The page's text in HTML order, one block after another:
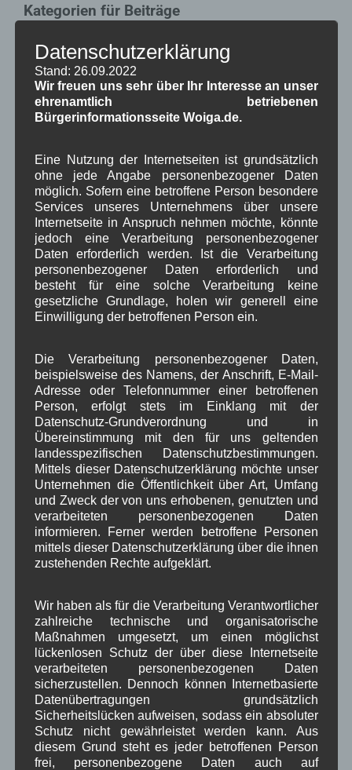
Kategorien für Beiträge
Aushang Rathaus (232)
Dorferneuerung(154)
Gemeinderat(128)
in Wallgau(1.091)
Kommunalpolitik(85)
um Wallgau
(258)
Wallgau im Netz
(65)
Schlagwörter
1250-Jahre , AlpenRaum , Arbeitsgruppe 1-13 ,
Arbeitsmarkt Asyl Bauvorhaben
Bildergalerie Brauchtum
Dorferneuerung , Dorfleben
Dorfplatz Energiewende , Fest G7 ,
Gesundheit , Gewerbe ,Haushalt ,
historische Bilder , Infrastruktur Isarkies
Kirche , Kunsthandwerk ,Landwirtschaft ,
Musik , Natur und Umwelt , Ochsenrennen
Schule , Sport , Tagespflege , Tourismus ,
TV ,Umfrage , Veranstaltung
Verwaltung , Video ,
Vorstand Dorferneuerung Woiga.de ,
Zeitung Zigarettensteig
Bauernregel im August
Macht der August uns heiß, bringt der Winter viel Eis.
Datenschutzerklärung
Stand: 26.09.2022
Wir freuen uns sehr über Ihr Interesse an unser
ehrenamtlich betriebenen
Bürgerinformationsseite Woiga.de.
Eine Nutzung der Internetseiten ist grundsätzlich
ohne jede Angabe personenbezogener Daten
möglich. Sofern eine betroffene Person besondere
Services unseres Unternehmens über unsere
Internetseite in Anspruch nehmen möchte, könnte
jedoch eine Verarbeitung personenbezogener
Daten erforderlich werden. Ist die Verarbeitung
personenbezogener Daten erforderlich und
besteht für eine solche Verarbeitung keine
gesetzliche Grundlage, holen wir generell eine
Einwilligung der betroffenen Person ein.
Die Verarbeitung personenbezogener Daten,
beispielsweise des Namens, der Anschrift, E-Mail-
Adresse oder Telefonnummer einer betroffenen
Person, erfolgt stets im Einklang mit der
Datenschutz-Grundverordnung und in
Übereinstimmung mit den für uns geltenden
landesspezifischen Datenschutzbestimmungen.
Mittels dieser Datenschutzerklärung möchte unser
Unternehmen die Öffentlichkeit über Art, Umfang
und Zweck der von uns erhobenen, genutzten und
verarbeiteten personenbezogenen Daten
informieren. Ferner werden betroffene Personen
mittels dieser Datenschutzerklärung über die ihnen
zustehenden Rechte aufgeklärt.
Wir haben als für die Verarbeitung Verantwortlicher
zahlreiche technische und organisatorische
Maßnahmen umgesetzt, um einen möglichst
lückenlosen Schutz der über diese Internetseite
verarbeiteten personenbezogenen Daten
sicherzustellen. Dennoch können Internetbasierte
Datenübertragungen grundsätzlich
Sicherheitslücken aufweisen, sodass ein absoluter
Schutz nicht gewährleistet werden kann. Aus
diesem Grund steht es jeder betroffenen Person
frei, personenbezogene Daten auch auf